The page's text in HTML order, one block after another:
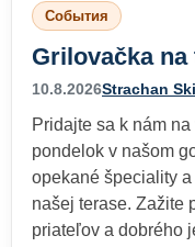
События
Grilovačka na
10.8.2026Strachan
Pridajte sa k nám
pondelok v našom
opekané špeciality
našej terase. Zažite
priateľov a dobrého